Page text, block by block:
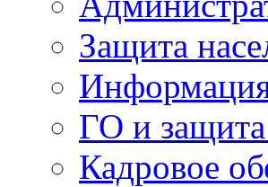
Защита
Информация
ГО и
Кадровое